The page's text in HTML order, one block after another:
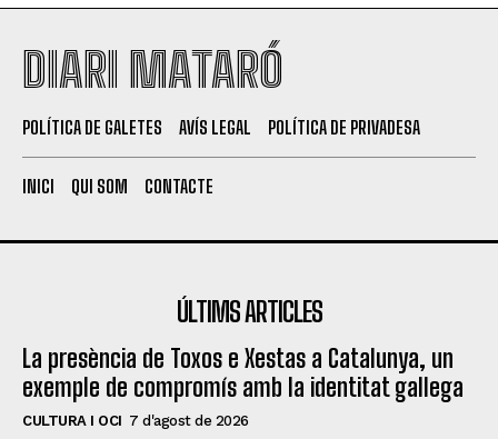
DIARI MATARÓ
POLÍTICA DE GALETES AVÍS LEGAL POLÍTICA DE PRIVADESA
INICI QUI SOM CONTACTE
ÚLTIMS ARTICLES
La presència de Toxos e Xestas a Catalunya, un
exemple de compromís amb la identitat gallega
CULTURA I OCI 7 d'agost de 2026